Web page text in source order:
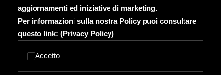
aggiornamenti ed iniziative di marketing.
Per informazioni sulla nostra Policy puoi consultare
questo link: (Privacy Policy)
Accetto